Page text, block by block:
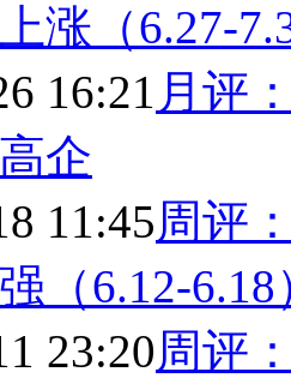
涨（6.27-
16:21 月评
企
11:45周评
（6.12-6.18
23:20周评